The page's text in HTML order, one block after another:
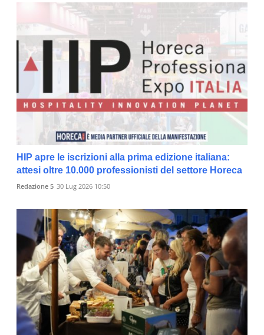
HIP apre le iscrizioni alla prima edizione italiana:
attesi oltre 10.000 professionisti del settore Horeca
Redazione 5 30 Lug 2026 10:50